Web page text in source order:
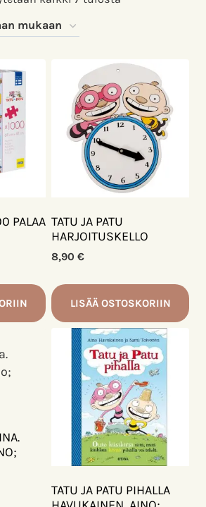
PALAA TATU JA PATU
HARJOITUSKELLO
8,90 €
LISÄÄ OSTOSKORIIN
TATU JA PATU PIHALLA